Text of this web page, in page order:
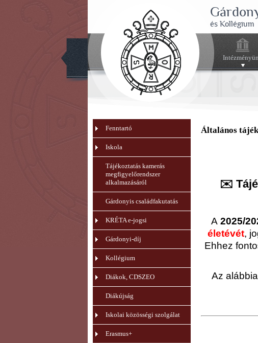
és Kollégium
Fenntartó
Iskola
Tájékoztatás kamerás
megfigyelőrendszer
alkalmazásáról
Gárdonyis családfakutatás
KRÉTA e-jogsi
Gárdonyi-díj
Kollégium
Diákok, CDSZEO
Diákújság
Iskolai közösségi szolgálat
Erasmus+
Általános
✉️
A 2025/
életévét,
Ehhez
Az